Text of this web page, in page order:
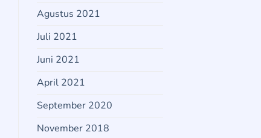
Agustus 2021
Juli 2021
Juni 2021
April 2021
September 2020
November 2018